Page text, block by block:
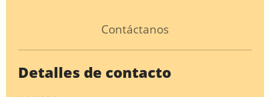
Contáctanos
Detalles de contacto